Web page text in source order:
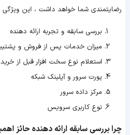
رضایتمندی شما خواهد داشت ، این ویژگی
بررسی سابقه و تجربه ارائه دهنده
میزان خدمات پس از فروش و
استعلام نوع سخت افزار قبل از خرید
پورت سرور و آپلینک شبکه
مرکز داده سرور
نوع کاربری سرویس
چرا بررسی سابقه ارائه دهنده حائز